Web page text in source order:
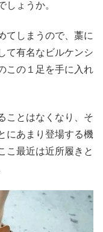
しょうか。
てしまうので、藁に
て有名なビルケンシ
この１足を手に入れ
ことはなくなり、そ
にあまり登場する機
こ最近は近所履きと